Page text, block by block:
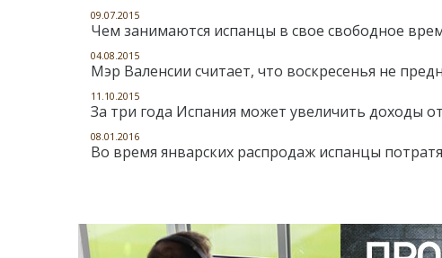
09.07.2015
Чем занимаются испанцы в свое свободное
04.08.2015
Мэр Валенсии считает, что воскресенья не
11.10.2015
За три года Испания может увеличить доходы
08.01.2016
Во время январских распродаж испанцы